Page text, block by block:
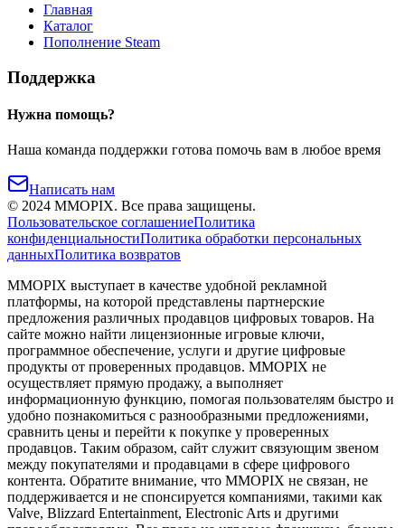
Главная
Каталог
Пополнение Steam
Поддержка
Нужна помощь?
Наша команда поддержки готова помочь вам в любое время
Написать нам
© 2024 MMOPIX. Все права защищены.
Пользовательское соглашениеПолитика
конфиденциальностиПолитика обработки персональных
данныхПолитика возвратов
MMOPIX выступает в качестве удобной рекламной
платформы, на которой представлены партнерские
предложения различных продавцов цифровых товаров. На
сайте можно найти лицензионные игровые ключи,
программное обеспечение, услуги и другие цифровые
продукты от проверенных продавцов. MMOPIX не
осуществляет прямую продажу, а выполняет
информационную функцию, помогая пользователям быстро и
удобно познакомиться с разнообразными предложениями,
сравнить цены и перейти к покупке у проверенных
продавцов. Таким образом, сайт служит связующим звеном
между покупателями и продавцами в сфере цифрового
контента. Обратите внимание, что MMOPIX не связан, не
поддерживается и не спонсируется компаниями, такими как
Valve, Blizzard Entertainment, Electronic Arts и другими